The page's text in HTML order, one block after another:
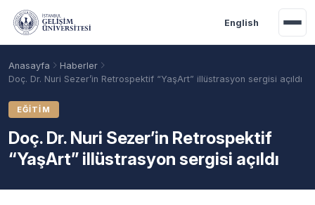
Ana içeriğe geç
English
Anasayfa
Haberler
Doç. Dr. Nuri Sezer’in Retrospektif “YaşArt” illüstrasyon sergisi açıldı
EĞITIM
Doç. Dr. Nuri Sezer’in Retrospektif
“YaşArt” illüstrasyon sergisi açıldı